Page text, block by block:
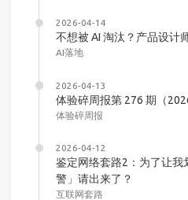
2026-04-14
不想被 AI 淘汰？产品设计
AI落地
2026-04-13
体验碎周报第 276 期（
体验碎周报
2026-04-12
鉴定网络套路2：为了让我
警」请出来了？
互联网套路